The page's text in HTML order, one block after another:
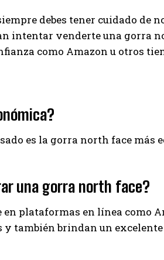
debes tener cuidado de
intentar venderte una gorra
como Amazon u otros
es la gorra north face más
una gorra north face?
plataformas en línea como
también brindan un